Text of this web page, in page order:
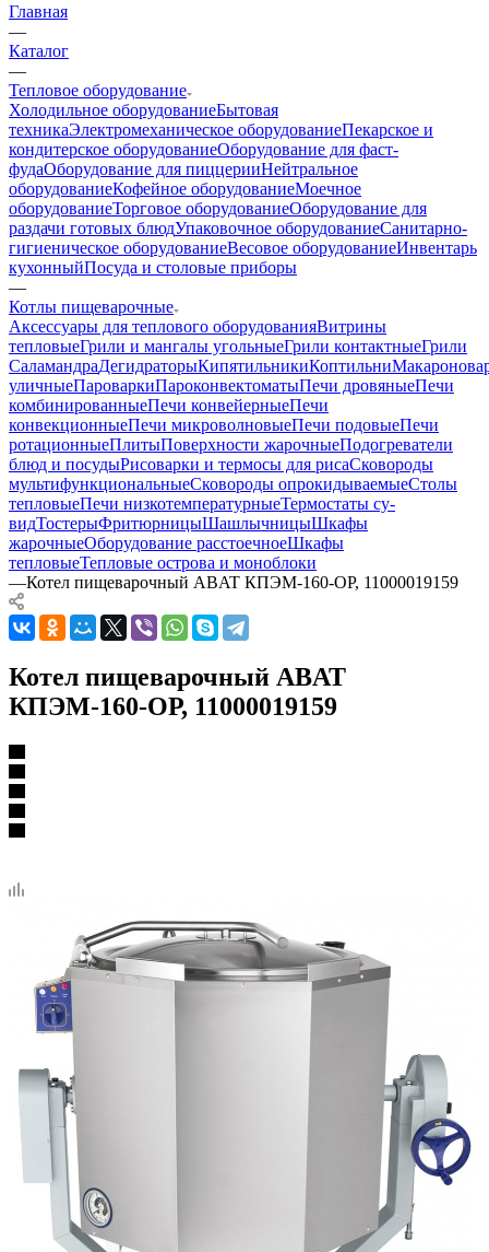
Главная
—
Каталог
—
Тепловое оборудование
Холодильное оборудованиеБытовая
техникаЭлектромеханическое оборудованиеПекарское и
кондитерское оборудованиеОборудование для фаст-
фудаОборудование для пиццерииНейтральное
оборудованиеКофейное оборудованиеМоечное
оборудованиеТорговое оборудованиеОборудование для
раздачи готовых блюдУпаковочное оборудованиеСанитарно-
гигиеническое оборудованиеВесовое оборудованиеИнвентарь
кухонныйПосуда и столовые приборы
—
Котлы пищеварочные
Аксессуары для теплового оборудованияВитрины
тепловыеГрили и мангалы угольныеГрили контактныеГрили
СаламандраДегидраторыКипятильникиКоптильни
уличныеПароваркиПароконвектоматыПечи дровяныеПечи
комбинированныеПечи конвейерныеПечи
конвекционныеПечи микроволновыеПечи подовыеПечи
ротационныеПлитыПоверхности жарочныеПодогреватели
блюд и посудыРисоварки и термосы для рисаСковороды
мультифункциональныеСковороды опрокидываемыеСтолы
тепловыеПечи низкотемпературныеТермостаты су-
видТостерыФритюрницыШашлычницыШкафы
жарочныеОборудование расстоечноеШкафы
тепловыеТепловые острова и моноблоки
—Котел пищеварочный ABAT КПЭМ-160-ОР, 11000019159
Котел пищеварочный ABAT
КПЭМ-160-ОР, 11000019159